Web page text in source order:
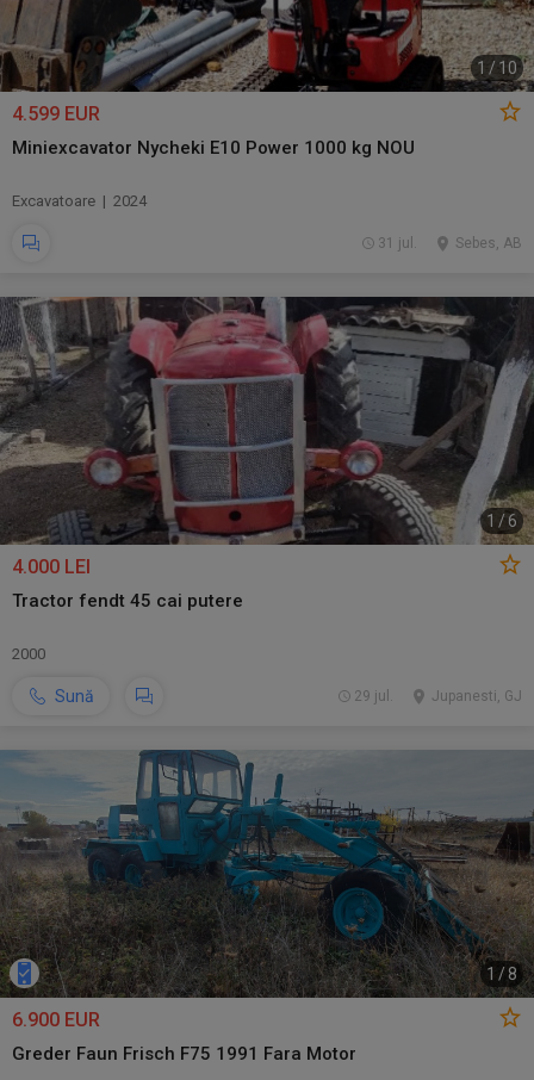
1 / 10
4.599 EUR
Miniexcavator Nycheki E10 Power 1000 kg NOU
Excavatoare | 2024
Sebes, AB
31 jul.
1 /6
4.000 LEI
Tractor fendt 45 cai putere
2000
Sună Jupanesti, GJ
29 jul.
1 /8
6.900 EUR
Greder Faun Frisch F75 1991 Fara Motor